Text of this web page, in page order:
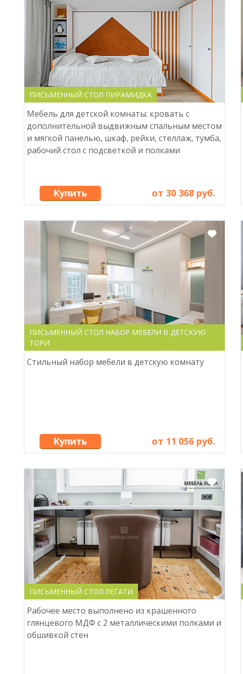
ПИСЬМЕННЫЙ СТОЛ ПИРАМИДКА
Мебель для детской комнаты: кровать с
дополнительной выдвижным спальным местом
и мягкой панелью, шкаф, рейки, стеллаж, тумба,
рабочий стол с подсветкой и полками
Купить от 30 368 руб.
ПИСЬМЕННЫЙ СТОЛ НАБОР МЕБЕЛИ В ДЕТСКУЮ
ТОРИ
Стильный набор мебели в детскую комнату
Купить от 11 056 руб.
ПИСЬМЕННЫЙ СТОЛ ЛЕГАТИ
Рабочее место выполнено из крашенного
глянцевого МДФ с 2 металлическими полками и
обшивкой стен